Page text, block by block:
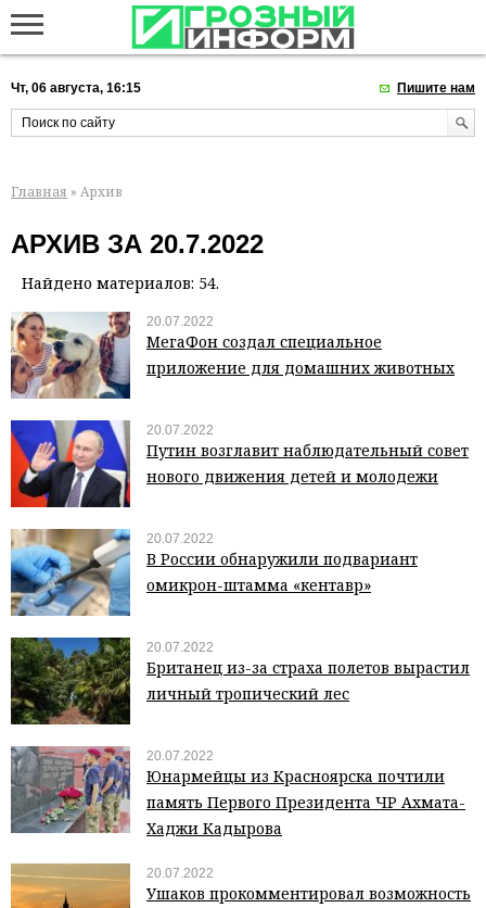
Чт, 06 августа, 16:15 Пишите нам
Главная » Архив
АРХИВ ЗА 20.7.2022
Найдено материалов: 54.
20.07.2022
МегаФон создал специальное
приложение для домашних животных
20.07.2022
Путин возглавит наблюдательный совет
нового движения детей и молодежи
20.07.2022
В России обнаружили подвариант
омикрон-штамма «кентавр»
20.07.2022
Британец из-за страха полетов вырастил
личный тропический лес
20.07.2022
Юнармейцы из Красноярска почтили
память Первого Президента ЧР Ахмата-
Хаджи Кадырова
20.07.2022
Ушаков прокомментировал возможность